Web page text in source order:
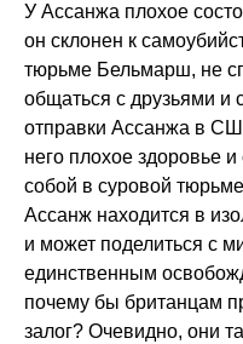
У Ассанжа плохое
он склонен к
тюрьме Бельмарш, не
общаться с друзьями и
отправки Ассанжа в
него плохое здоровье
собой в суровой
Ассанж находится в
и может поделиться с
единственным
почему бы британцам
залог? Очевидно, они